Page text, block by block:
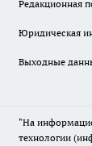
Редакционная
Юридическая
Выходные
"На
технологии